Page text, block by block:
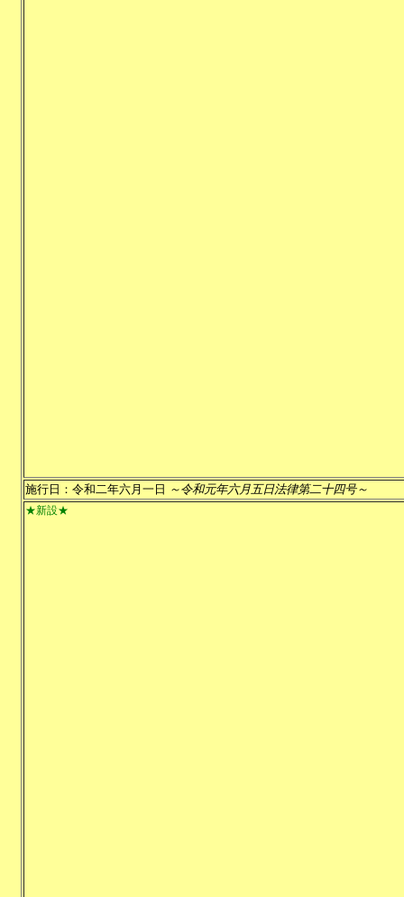
施行日：令和二年六月一日 ～令和元年六月五日法律第二十四号～
★新設★